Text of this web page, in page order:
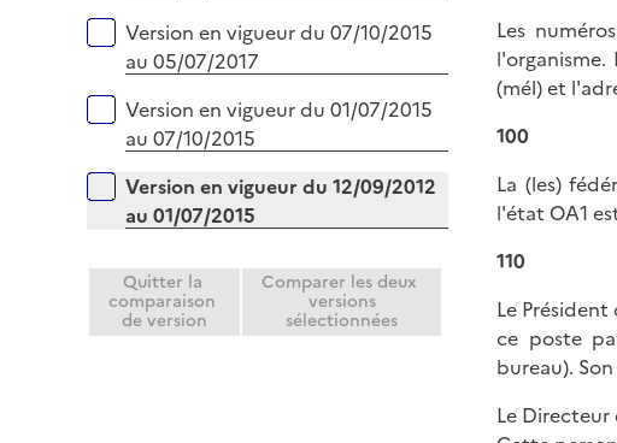
Version en vigueur du 07/10/2015
au 05/07/2017
Version en vigueur du 01/07/2015
au 07/10/2015
Version en vigueur du 12/09/2012
au 01/07/2015
Quitter la
comparaison
de version
Comparer les deux
versions
sélectionnées
Les
(mél) et
100
La (les)
l'état OA1
110
Le
ce poste
bureau).
Le